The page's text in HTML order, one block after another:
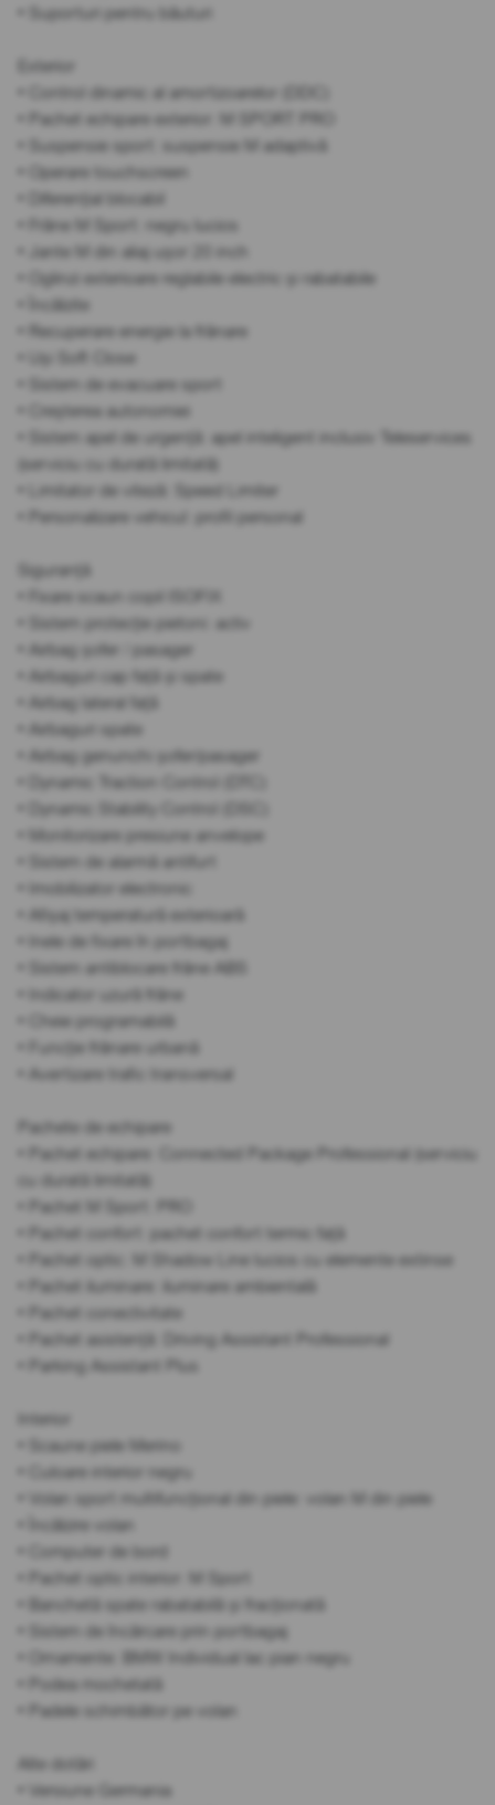
• Suporturi pentru băuturi
Exterior
• Control dinamic al amortizoarelor (DDC)
• Pachet echipare exterior: M SPORT PRO
• Suspensie sport: suspensie M adaptivă
• Operare touchscreen
• Diferențial blocabil
• Frâne M Sport: negru lucios
• Jante M din aliaj ușor 20 inch
• Oglinzi exterioare reglabile electric și rabatabile
• Încălzite
• Recuperare energie la frânare
• Uși Soft Close
• Sistem de evacuare sport
• Creșterea autonomiei
• Sistem apel de urgență: apel inteligent inclusiv Teleservices
(serviciu cu durată limitată)
• Limitator de viteză: Speed Limiter
• Personalizare vehicul: profil personal
Siguranță
• Fixare scaun copil ISOFIX
• Sistem protecție pietoni: activ
• Airbag șofer / pasager
• Airbaguri cap față și spate
• Airbag lateral față
• Airbaguri spate
• Airbag genunchi șofer/pasager
• Dynamic Traction Control (DTC)
• Dynamic Stability Control (DSC)
• Monitorizare presiune anvelope
• Sistem de alarmă antifurt
• Imobilizator electronic
• Afișaj temperatură exterioară
• Inele de fixare în portbagaj
• Sistem antiblocare frâne ABS
• Indicator uzură frâne
• Cheie programabilă
• Funcție frânare urbană
• Avertizare trafic transversal
Pachete de echipare
• Pachet echipare: Connected Package Professional (serviciu
cu durată limitată)
• Pachet M Sport: PRO
• Pachet confort: pachet confort termic față
• Pachet optic: M Shadow Line lucios cu elemente extinse
• Pachet iluminare: iluminare ambientală
• Pachet conectivitate
• Pachet asistență: Driving Assistant Professional
• Parking Assistant Plus
Interior
• Scaune piele Merino
• Culoare interior negru
• Volan sport multifuncțional din piele: volan M din piele
• Încălzire volan
• Computer de bord
• Pachet optic interior: M Sport
• Banchetă spate rabatabilă și fracționată
• Sistem de încărcare prin portbagaj
• Ornamente: BMW Individual lac pian negru
• Podea mochetată
• Padele schimbător pe volan
Alte dotări
• Versiune Germania